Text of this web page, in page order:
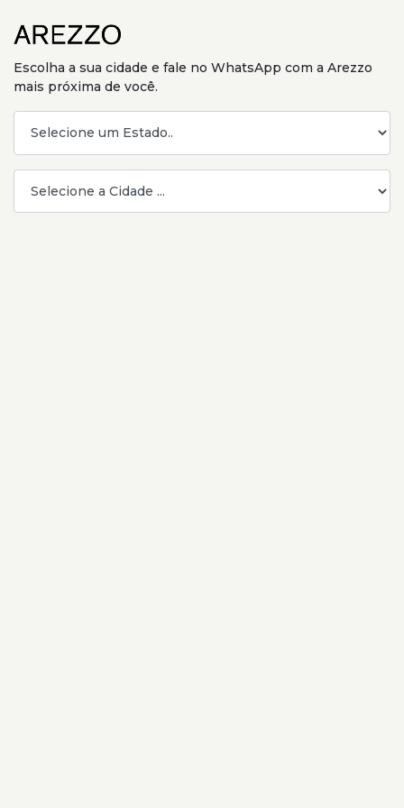
Escolha a sua cidade e fale no WhatsApp com a Arezzo
mais próxima de você.